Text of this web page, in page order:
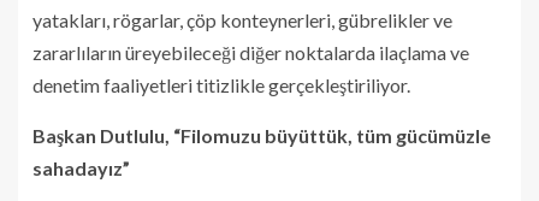
yatakları, rögarlar, çöp konteynerleri, gübrelikler ve
zararlıların üreyebileceği diğer noktalarda ilaçlama ve
denetim faaliyetleri titizlikle gerçekleştiriliyor.
Başkan Dutlulu, “Filomuzu büyüttük, tüm gücümüzle
sahadayız”